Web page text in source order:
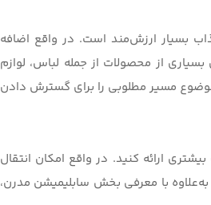
بسیار ارزش‌مند است. در واقع اضافه
از محصولات از جمله لباس، لوازم
مسیر مطلوبی را برای گسترش دادن
ارائه کنید. در واقع امکان انتقال
با معرفی بخش سابلیمیشن مدرن،